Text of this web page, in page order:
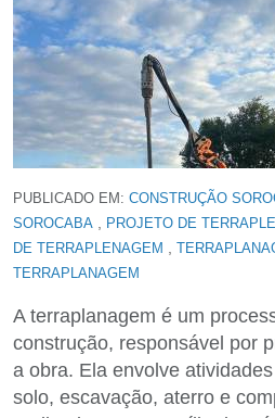
PUBLICADO EM: CONSTRUÇÃO
SOROCABA
PROJETO DE
DE TERRAPLENAGEM
TERRAPLANAGEM
A terraplanagem é um
construção, responsável por
a obra. Ela envolve
solo, escavação, aterro e